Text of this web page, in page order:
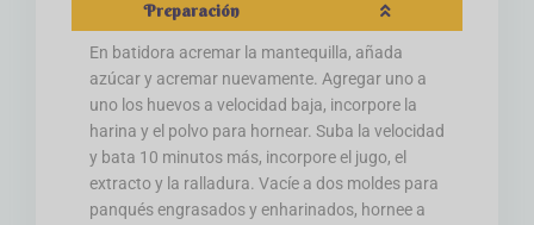
Preparación
En batidora acremar la mantequilla, añada
azúcar y acremar nuevamente. Agregar uno a
uno los huevos a velocidad baja, incorpore la
harina y el polvo para hornear. Suba la velocidad
y bata 10 minutos más, incorpore el jugo, el
extracto y la ralladura. Vacíe a dos moldes para
panqués engrasados y enharinados, hornee a